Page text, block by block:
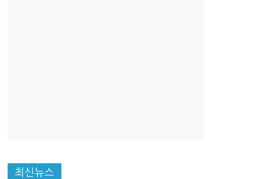
최신뉴스